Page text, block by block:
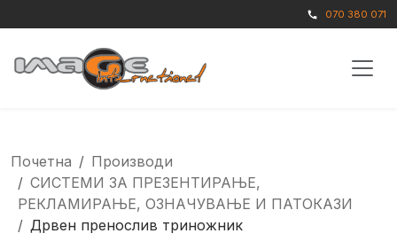
call 070 380 071
Почетна
Производи
СИСТЕМИ ЗА ПРЕЗЕНТИРАЊЕ,
РЕКЛАМИРАЊЕ, ОЗНАЧУВАЊЕ И ПАТОКАЗИ
Дрвен пренослив триножник